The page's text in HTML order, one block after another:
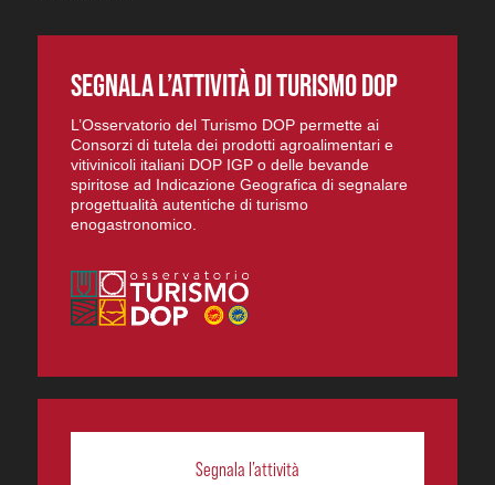
SEGNALA L’ATTIVITÀ DI TURISMO DOP
L’Osservatorio del Turismo DOP permette ai
Consorzi di tutela dei prodotti agroalimentari e
vitivinicoli italiani DOP IGP o delle bevande
spiritose ad Indicazione Geografica di segnalare
progettualità autentiche di turismo
enogastronomico.
Segnala l’attività